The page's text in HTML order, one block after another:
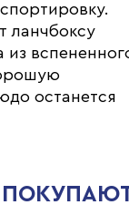
ланчбоксу
из
останется